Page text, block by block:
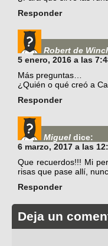
Responder
Robert de
5 enero, 2016 a las
Más preguntas…
¿Quién o qué creó a
Responder
Miguel dice:
6 marzo, 2017 a las
Que recuerdos!!! Mi
risas que pase allí,
Responder
Deja un